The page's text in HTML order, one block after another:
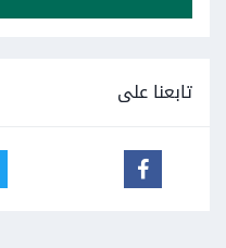
تابعنا على